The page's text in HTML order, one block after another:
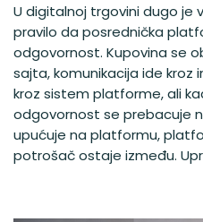
U digitalnoj trgovini dugo je
pravilo da posrednička
odgovornost. Kupovina se
sajta, komunikacija ide kroz
kroz sistem platforme, ali
odgovornost se prebacuje
upućuje na platformu,
potrošač ostaje između.